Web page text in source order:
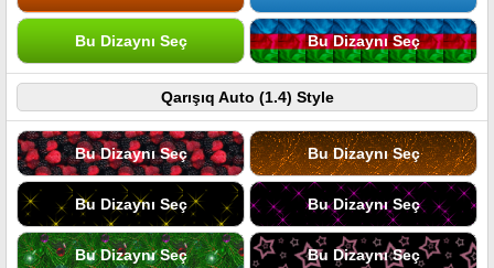
Bu Dizaynı Seç Bu Dizaynı Seç
Qarışıq Auto (1.4) Style
Bu Dizaynı Seç Bu Dizaynı Seç
Bu Dizaynı Seç Bu Dizaynı Seç
Bu Dizaynı Seç Bu Dizaynı Seç